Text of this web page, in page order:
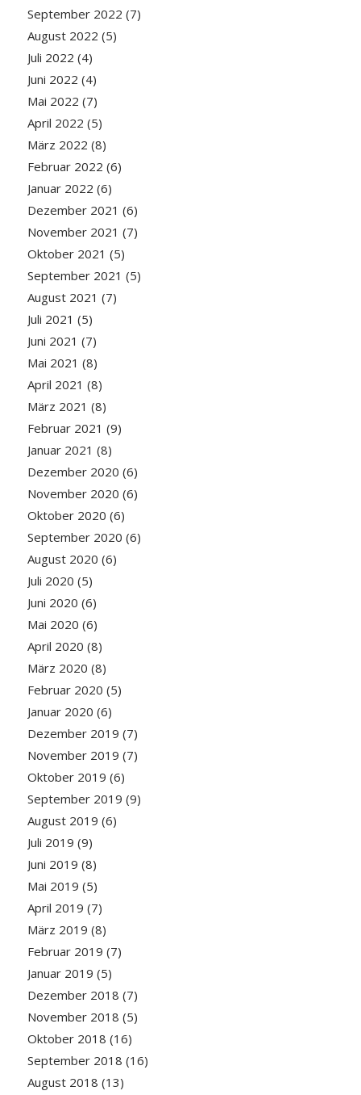
September 2022 (7)
August 2022 (5)
Juli 2022 (4)
Juni 2022 (4)
Mai 2022 (7)
April 2022 (5)
März 2022 (8)
Februar 2022 (6)
Januar 2022 (6)
Dezember 2021 (6)
November 2021 (7)
Oktober 2021 (5)
September 2021 (5)
August 2021 (7)
Juli 2021 (5)
Juni 2021 (7)
Mai 2021 (8)
April 2021 (8)
März 2021 (8)
Februar 2021 (9)
Januar 2021 (8)
Dezember 2020 (6)
November 2020 (6)
Oktober 2020 (6)
September 2020 (6)
August 2020 (6)
Juli 2020 (5)
Juni 2020 (6)
Mai 2020 (6)
April 2020 (8)
März 2020 (8)
Februar 2020 (5)
Januar 2020 (6)
Dezember 2019 (7)
November 2019 (7)
Oktober 2019 (6)
September 2019 (9)
August 2019 (6)
Juli 2019 (9)
Juni 2019 (8)
Mai 2019 (5)
April 2019 (7)
März 2019 (8)
Februar 2019 (7)
Januar 2019 (5)
Dezember 2018 (7)
November 2018 (5)
Oktober 2018 (16)
September 2018 (16)
August 2018 (13)